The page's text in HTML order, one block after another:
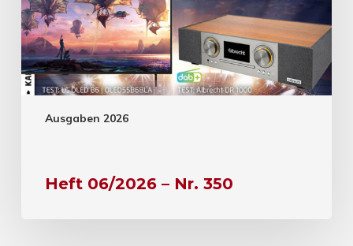
Ausgaben 2026
Heft 06/2026 – Nr. 350